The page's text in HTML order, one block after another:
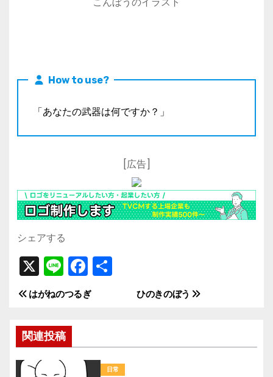
How to use?
「あなたの武器は何ですか？」
[広告]
シェアする
X Li
n
e
F
a
c
b
o
共
投
稿
ナ
ひのきのぼう
はがねのつるぎ
関連投稿
日常